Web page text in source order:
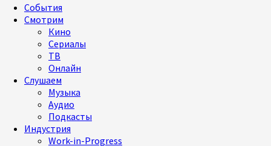
Основное
меню
События
Смотрим
Кино
Сериалы
ТВ
Онлайн
Слушаем
Музыка
Аудио
Подкасты
Индустрия
Work-in-Progress